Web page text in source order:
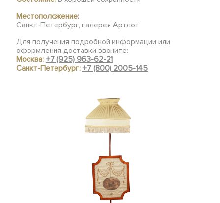
Местоположение:
Санкт-Петербург, галерея Артлот
Для получения подробной информации или
оформления доставки звоните:
Москва:+7 (925) 963-62-21
Санкт-Петербург:+7 (800) 2005-145